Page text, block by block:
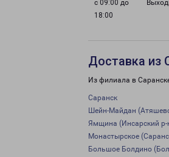
с 09:00 до
18:00
Доставка из
Из филиала в
Саранск
Шейн-Майдан
Ямщина (Инсарский р-
Монастырское
Большое Болдино